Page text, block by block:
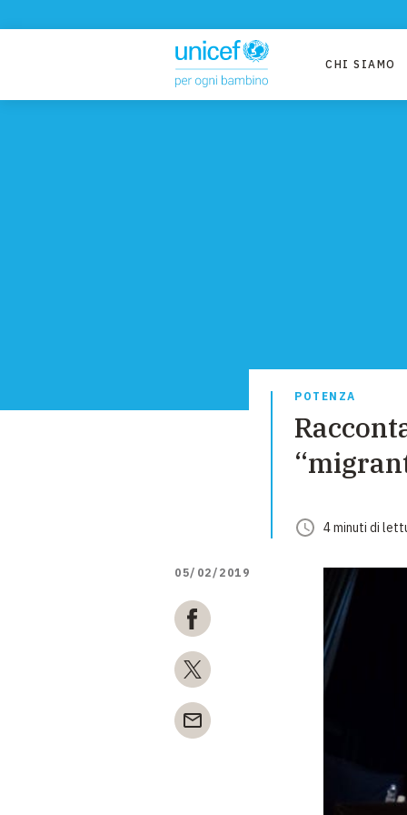
CHI SIAMO
POTENZA
4minuti di
05/02/2019